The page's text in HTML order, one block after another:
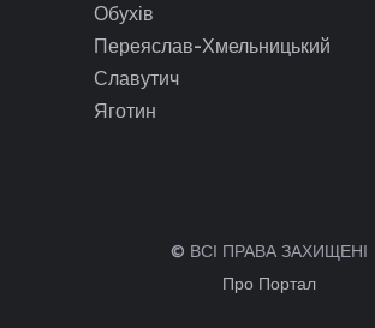
Обухів
Переяслав-Хмельницький
Славутич
Яготин
© ВСІ ПРАВА ЗАХИЩЕНІ
Про Портал